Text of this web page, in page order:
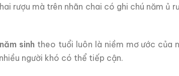
rượu mà trên nhãn chai có ghi chú năm ủ
sinh theo tuổi luôn là niềm mơ ước của
người khó có thể tiếp cận.